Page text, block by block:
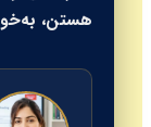
هستن،